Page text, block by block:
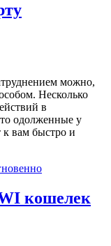
можно,
Несколько
в
одолженные у
к вам быстро и
кошелек